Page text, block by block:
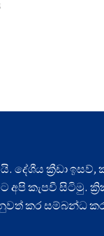
දේශීය ක්‍රීඩා
කැපවී සිටිමු.
කර සම්බන්ධ